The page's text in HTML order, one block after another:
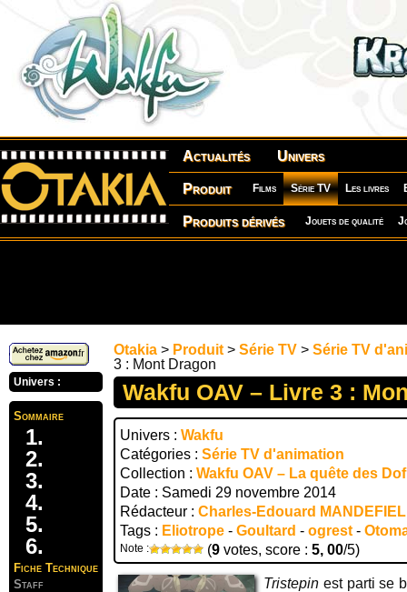
Actualités Univers
Produit Films Série TV Les livres
Produits dérivés Jouets de qualité
Univers :
Sommaire
Fiche Technique
Staff
Otakia > Produit > Série TV > Série TV
3 : Mont Dragon
Wakfu OAV – Livre 3 :
Univers : Wakfu
Catégories : Série TV d'animation
Collection : Wakfu OAV – La quête des
Date : Samedi 29 novembre 2014
Rédacteur : Charles-Edouard
Tags : Eliotrope - Goultard - ogrest -
Note : (9 votes, score : 5, 00/5)
Tristepin est parti se